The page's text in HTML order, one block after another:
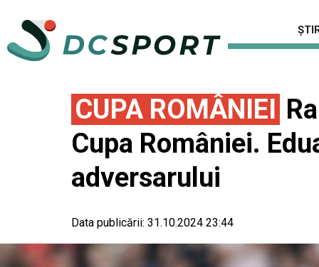
CUPA ROMÂNIEI
Cupa României.
adversarului
Data publicării: 31.10.2024 23:44